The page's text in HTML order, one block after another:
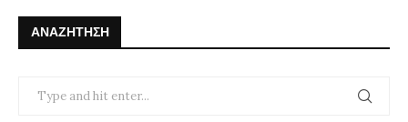
ΑΝΑΖΉΤΗΣΗ